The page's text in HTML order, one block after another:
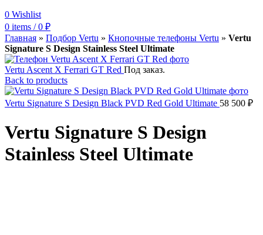
0 Wishlist
0 items / 0 ₽
Главная » Подбор Vertu » Кнопочные телефоны Vertu » Vertu
Signature S Design Stainless Steel Ultimate
Vertu Ascent X Ferrari GT Red Под заказ.
Back to products
Vertu Signature S Design Black PVD Red Gold Ultimate 58 500 ₽
Vertu Signature S Design
Stainless Steel Ultimate